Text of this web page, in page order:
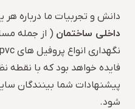
دانش و تجربیات ما درباره هر
داخلی ساختمان ( از جمله
فایده خواهد بود که با نقطه
پیشنهادات شما بینندگان
شود.